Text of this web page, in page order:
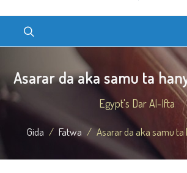
Asarar da aka samu ta
Egypt's Dar Al-Ifta
Gida Fatwa Asarar da aka samu ta